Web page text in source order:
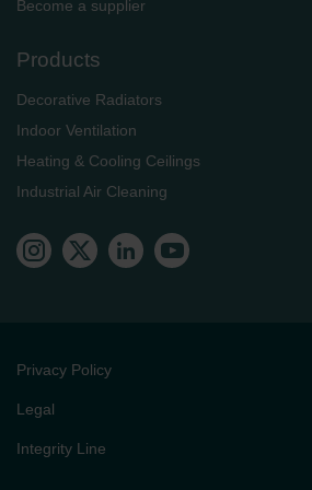
Become a supplier
Products
Decorative Radiators
Indoor Ventilation
Heating & Cooling Ceilings
Industrial Air Cleaning
Privacy Policy
Legal
Integrity Line